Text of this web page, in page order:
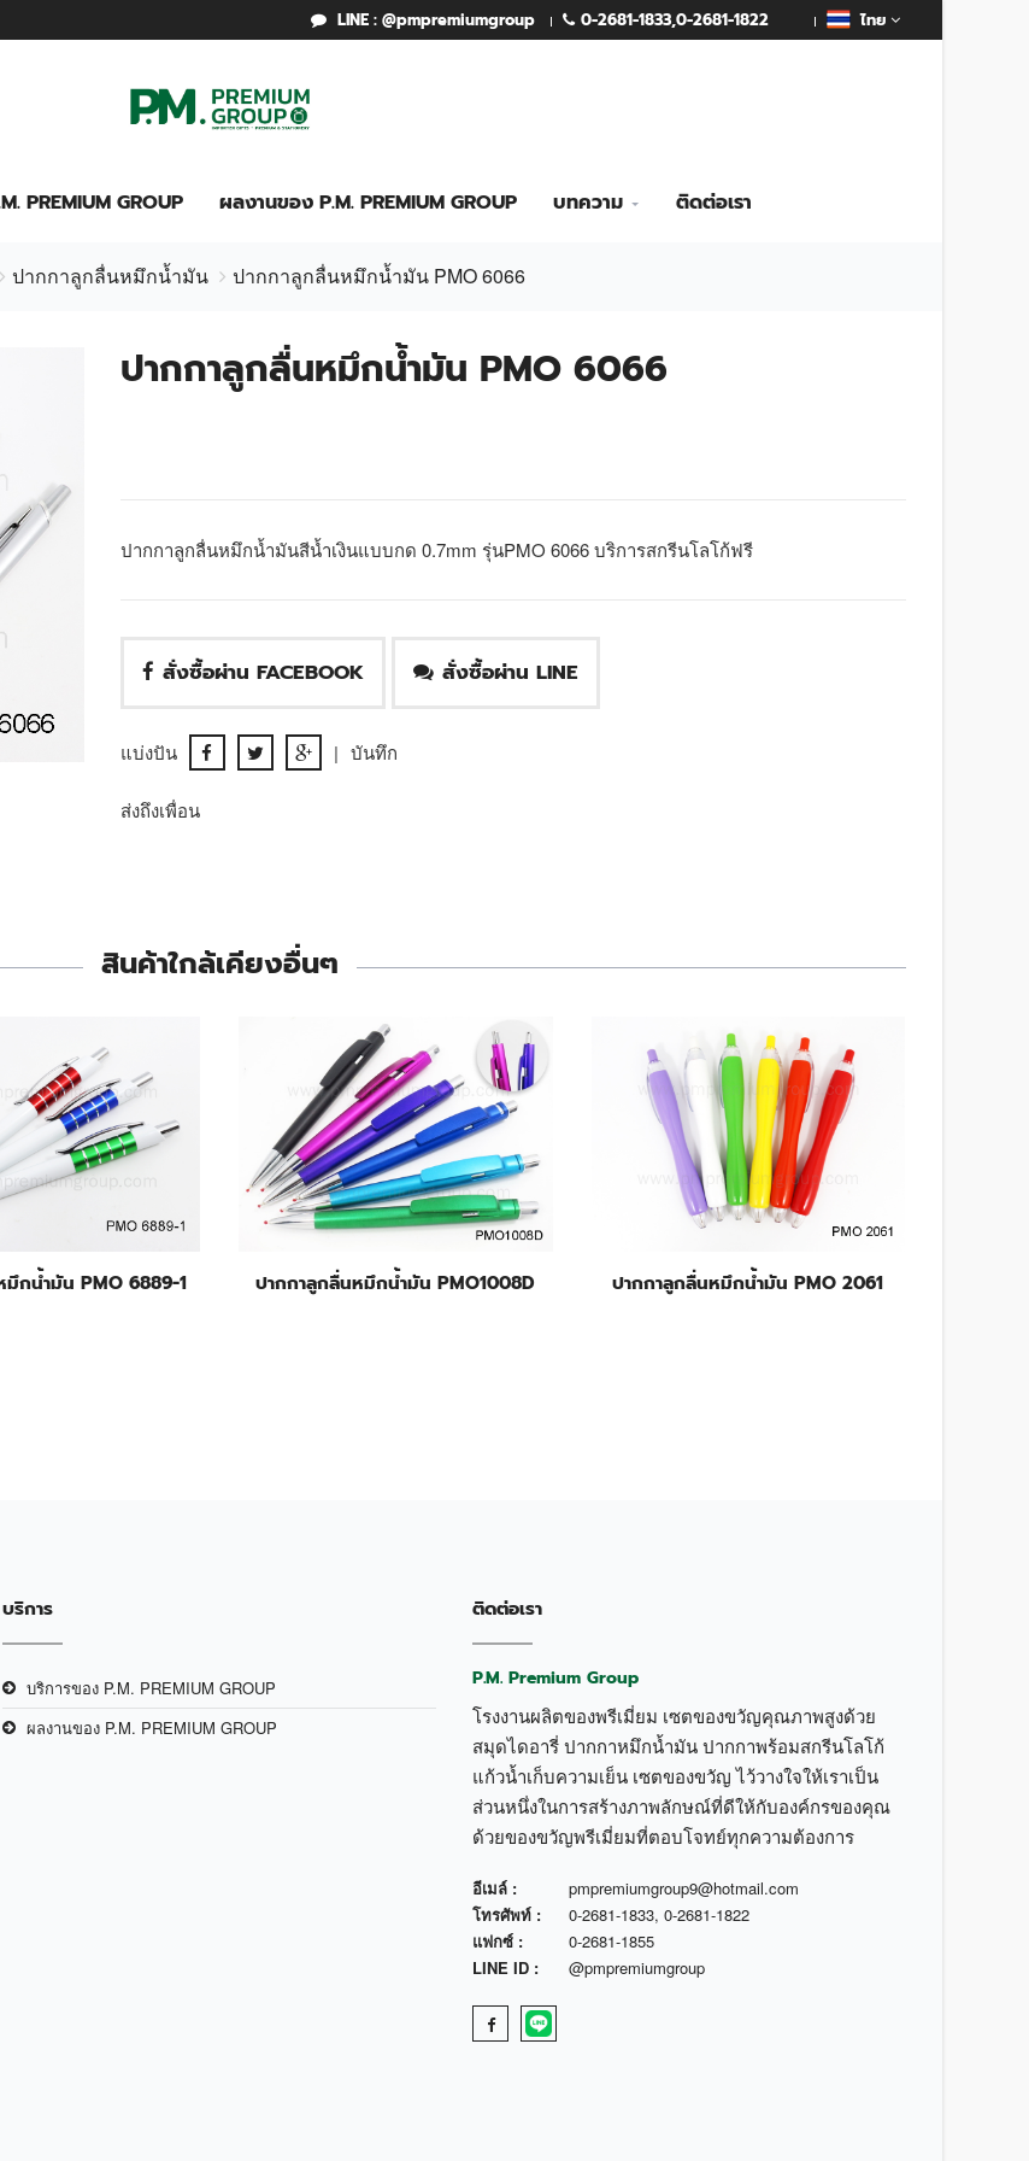
LINE : @pmpremiumgroup 0-2681-1833,0-2681-1822 ไทย
PREMIUM GROUP ผลงานของ P.M. PREMIUM GROUP บทความ ติดต่อเรา
ปากกาลูกลื่นหมึกน้ำมัน ปากกาลูกลื่นหมึกน้ำมัน PMO 6066
ปากกาลูกลื่นหมึกน้ำมัน PMO 6066
ปากกาลูกลื่นหมึกน้ำมันสีน้ำเงินแบบกด 0.7mm รุ่นPMO 6066 บริการสกรีนโลโก้ฟรี
สั่งซื้อผ่าน FACEBOOK สั่งซื้อผ่าน LINE
แบ่งปัน | บันทึก
ส่งถึงเพื่อน
สินค้าใกล้เคียงอื่นๆ
มึกน้ำมัน PMO 6889-1 ปากกาลูกลื่นหมึกน้ำมัน PMO1008D ปากกาลูกลื่นหมึกน้ำมัน PMO 2061
บริการ
บริการของ P.M. PREMIUM GROUP
ผลงานของ P.M. PREMIUM GROUP
ติดต่อเรา
P.M. Premium Group
โรงงานผลิตของพรีเมี่ยม เซตของขวัญคุณภาพสูงด้วย
สมุดไดอารี่ ปากกาหมึกน้ำมัน ปากกาพร้อมสกรีนโลโก้
แก้วน้ำเก็บความเย็น เซตของขวัญ ไว้วางใจให้เราเป็น
ส่วนหนึ่งในการสร้างภาพลักษณ์ที่ดีให้กับองค์กรของคุณ
ด้วยของขวัญพรีเมี่ยมที่ตอบโจทย์ทุกความต้องการ
อีเมล์ :
pmpremiumgroup9@hotmail.com
โทรศัพท์ :
0-2681-1833, 0-2681-1822
แฟกซ์ :
0-2681-1855
LINE ID :
@pmpremiumgroup